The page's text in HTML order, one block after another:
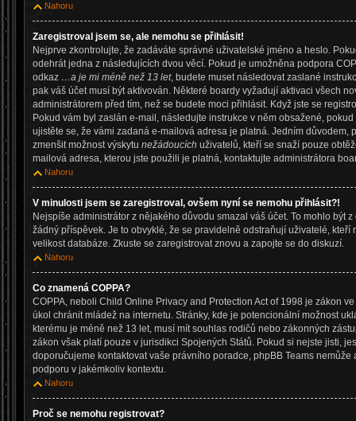
Nahoru
Zaregistroval jsem se, ale nemohu se přihlásit!
Nejprve zkontrolujte, že zadáváte správné uživatelské jméno a heslo.
odehrát jedna z následujících dvou věcí. Pokud je umožněna podpora
odkaz …a je mi méně než 13 let, budete muset následovat zaslané
pak váš účet musí být aktivován. Některé boardy vyžadují aktivaci všech
administrátorem před tím, než se budete moci přihlásit. Když jste se
Pokud vám byl zaslán e-mail, následujte instrukce v něm obsažené,
ujistěte se, že vámi zadaná e-mailová adresa je platná. Jedním důvodem,
zmenšit možnost výskytu nežádoucích uživatelů, kteří se snaží pouze
mailová adresa, kterou jste použili je platná, kontaktujte administrátora
Nahoru
V minulosti jsem se zaregistroval, ovšem nyní se nemohu přihlásit?!
Nejspíše administrátor z nějakého důvodu smazal váš účet. To mohlo být
žádný příspěvek. Je to obvyklé, že se pravidelně odstraňují uživatelé,
velikost databáze. Zkuste se zaregistrovat znovu a zapojte se do diskuzí.
Nahoru
Co znamená COPPA?
COPPA, neboli Child Online Privacy and Protection Act of 1998 je zákon
úkol chránit mládež na internetu. Stránky, kde je potencionální možnost
kterému je méně než 13 let, musí mít souhlas rodičů nebo zákonných
zákon však platí pouze v jurisdikci Spojených Států. Pokud si nejste jisti,
doporučujeme kontaktovat vaše právního poradce, phpBB Teams nemůže
podporu v jakémkoliv kontextu.
Nahoru
Proč se nemohu registrovat?